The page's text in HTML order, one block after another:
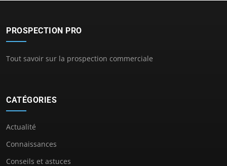
PROSPECTION PRO
Tout savoir sur la prospection commerciale
CATÉGORIES
Actualité
Connaissances
Conseils et astuces